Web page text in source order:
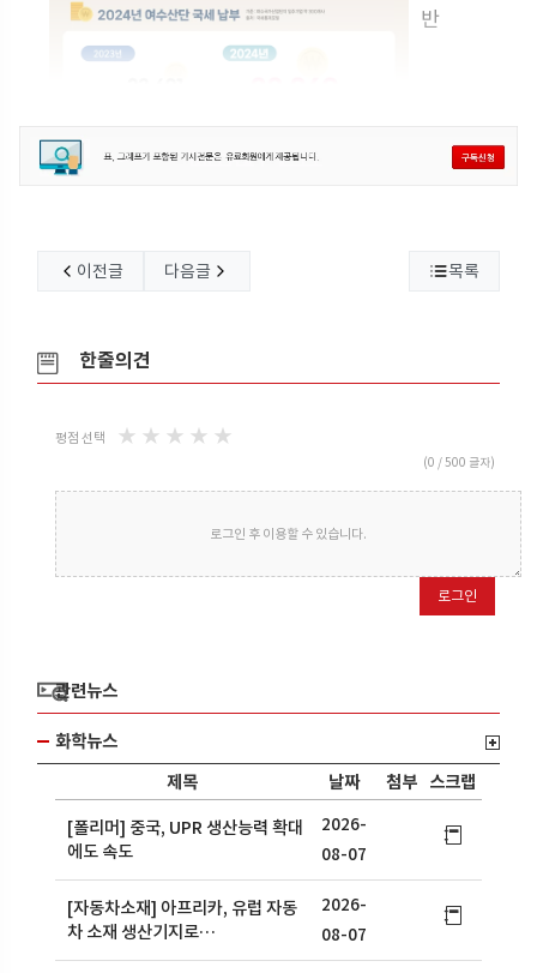
반
이전글 다음글 목록
한줄의견
평점 선택 ★ ★ ★ ★ ★
(0 / 500 글자)
로그인 후 이용할 수 있습니다.
로그인
관련뉴스
화학뉴스
제목
날짜 첨부 스크랩
[폴리머] 중국, UPR 생산능력 확대
에도 속도
2026-
08-07
[자동차소재] 아프리카, 유럽 자동
차 소재 생산기지로…
2026-
08-07